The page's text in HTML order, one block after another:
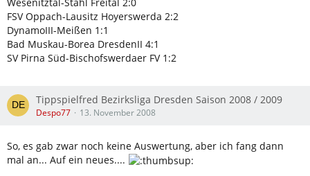
FSV Oppach-Lausitz Hoyerswerda 2:2
DynamoIII-Meißen 1:1
Bad Muskau-Borea DresdenII 4:1
SV Pirna Süd-Bischofswerdaer FV 1:2
Tippspielfred Bezirksliga Dresden Saison 2008 / 2009
Despo77 13. November 2008
So, es gab zwar noch keine Auswertung, aber ich fang dann
mal an... Auf ein neues....